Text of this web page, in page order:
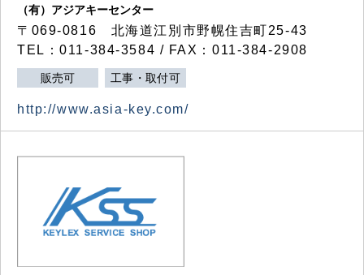
（有）アジアキーセンター
〒069-0816 北海道江別市野幌住吉町25-43
TEL：011-384-3584 / FAX：011-384-2908
販売可 工事・取付可
http://www.asia-key.com/